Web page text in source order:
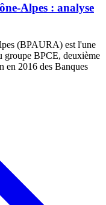
Alpes : analyse
(BPAURA) est l'une
groupe BPCE, deuxième
en 2016 des Banques